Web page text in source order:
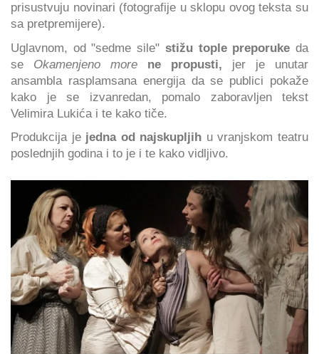
prisustvuju novinari (fotografije u sklopu ovog teksta su
sa pretpremijere).
Uglavnom, od "sedme sile" stižu tople preporuke da
se Okamenjeno more ne propusti, jer je unutar
ansambla rasplamsana energija da se publici pokaže
kako je se izvanredan, pomalo zaboravljen tekst
Velimira Lukića i te kako tiče.
Produkcija jejedna od najskupljih u vranjskom teatru
poslednjih godina i to je i te kako vidljivo.